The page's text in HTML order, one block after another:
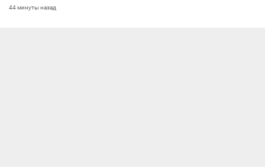
44 минуты назад